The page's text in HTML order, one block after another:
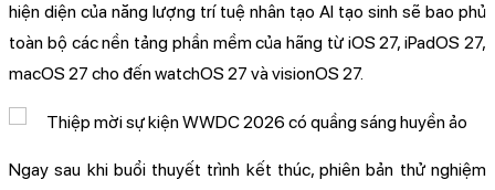
hiện diện của năng lượng trí tuệ nhân tạo AI tạo sinh sẽ bao phủ
toàn bộ các nền tảng phần mềm của hãng từ iOS 27, iPadOS 27,
macOS 27 cho đến watchOS 27 và visionOS 27.
Ngay sau khi buổi thuyết trình kết thúc, phiên bản thử nghiệm